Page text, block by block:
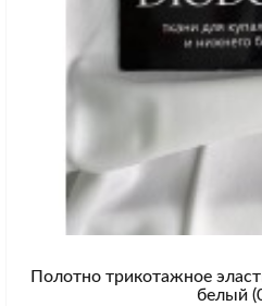
Полотно трикотажное
белый